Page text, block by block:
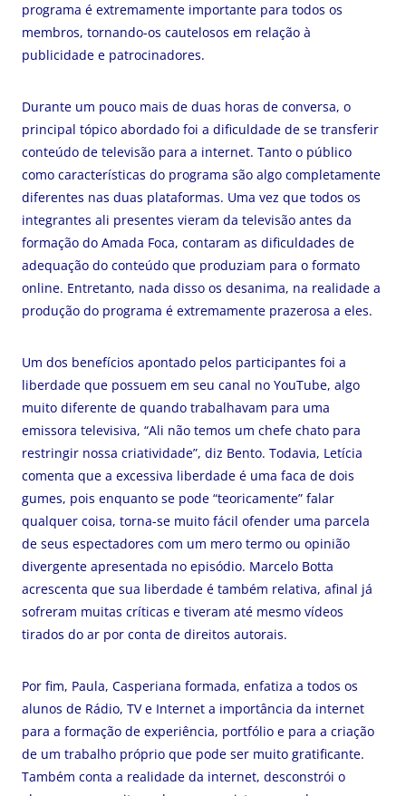
programa é extremamente importante para todos os
membros, tornando-os cautelosos em relação à
publicidade e patrocinadores.
Durante um pouco mais de duas horas de conversa, o
principal tópico abordado foi a dificuldade de se transferir
conteúdo de televisão para a internet. Tanto o público
como características do programa são algo completamente
diferentes nas duas plataformas. Uma vez que todos os
integrantes ali presentes vieram da televisão antes da
formação do Amada Foca, contaram as dificuldades de
adequação do conteúdo que produziam para o formato
online. Entretanto, nada disso os desanima, na realidade a
produção do programa é extremamente prazerosa a eles.
Um dos benefícios apontado pelos participantes foi a
liberdade que possuem em seu canal no YouTube, algo
muito diferente de quando trabalhavam para uma
emissora televisiva, “Ali não temos um chefe chato para
restringir nossa criatividade”, diz Bento. Todavia, Letícia
comenta que a excessiva liberdade é uma faca de dois
gumes, pois enquanto se pode “teoricamente” falar
qualquer coisa, torna-se muito fácil ofender uma parcela
de seus espectadores com um mero termo ou opinião
divergente apresentada no episódio. Marcelo Botta
acrescenta que sua liberdade é também relativa, afinal já
sofreram muitas críticas e tiveram até mesmo vídeos
tirados do ar por conta de direitos autorais.
Por fim, Paula, Casperiana formada, enfatiza a todos os
alunos de Rádio, TV e Internet a importância da internet
para a formação de experiência, portfólio e para a criação
de um trabalho próprio que pode ser muito gratificante.
Também conta a realidade da internet, desconstrói o